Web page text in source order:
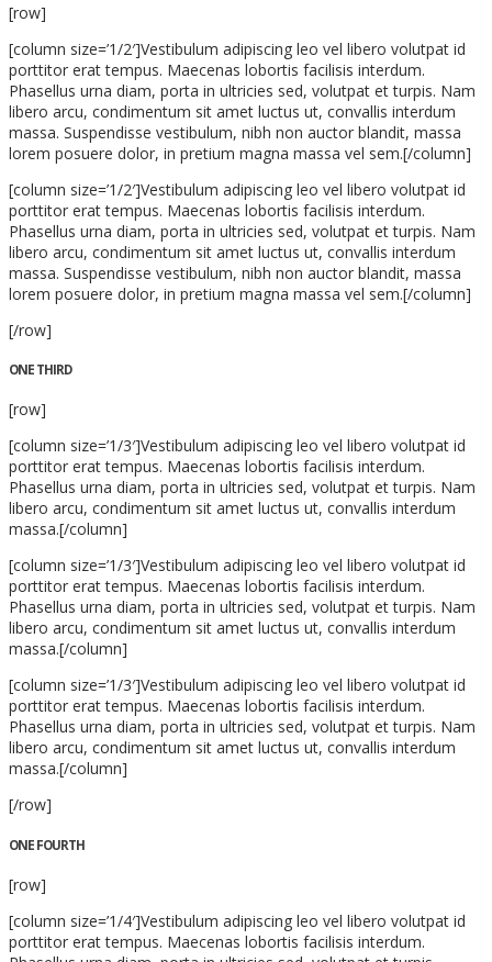
[row]
[column size=’1/2′]Vestibulum adipiscing leo vel libero volutpat id
porttitor erat tempus. Maecenas lobortis facilisis interdum.
Phasellus urna diam, porta in ultricies sed, volutpat et turpis. Nam
libero arcu, condimentum sit amet luctus ut, convallis interdum
massa. Suspendisse vestibulum, nibh non auctor blandit, massa
lorem posuere dolor, in pretium magna massa vel sem.[/column]
[column size=’1/2′]Vestibulum adipiscing leo vel libero volutpat id
porttitor erat tempus. Maecenas lobortis facilisis interdum.
Phasellus urna diam, porta in ultricies sed, volutpat et turpis. Nam
libero arcu, condimentum sit amet luctus ut, convallis interdum
massa. Suspendisse vestibulum, nibh non auctor blandit, massa
lorem posuere dolor, in pretium magna massa vel sem.[/column]
[/row]
ONE THIRD
[row]
[column size=’1/3′]Vestibulum adipiscing leo vel libero volutpat id
porttitor erat tempus. Maecenas lobortis facilisis interdum.
Phasellus urna diam, porta in ultricies sed, volutpat et turpis. Nam
libero arcu, condimentum sit amet luctus ut, convallis interdum
massa.[/column]
[column size=’1/3′]Vestibulum adipiscing leo vel libero volutpat id
porttitor erat tempus. Maecenas lobortis facilisis interdum.
Phasellus urna diam, porta in ultricies sed, volutpat et turpis. Nam
libero arcu, condimentum sit amet luctus ut, convallis interdum
massa.[/column]
[column size=’1/3′]Vestibulum adipiscing leo vel libero volutpat id
porttitor erat tempus. Maecenas lobortis facilisis interdum.
Phasellus urna diam, porta in ultricies sed, volutpat et turpis. Nam
libero arcu, condimentum sit amet luctus ut, convallis interdum
massa.[/column]
[/row]
ONE FOURTH
[row]
[column size=’1/4′]Vestibulum adipiscing leo vel libero volutpat id
porttitor erat tempus. Maecenas lobortis facilisis interdum.